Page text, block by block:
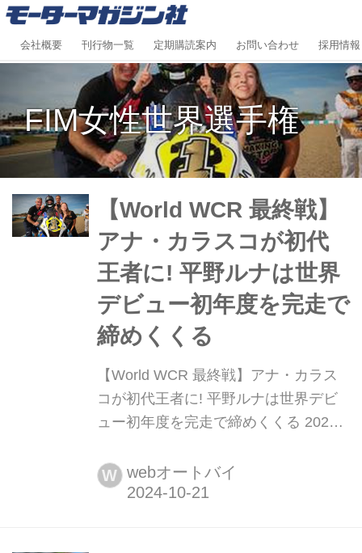
会社概要 刊行物一覧 定期購読案内 お問い合わせ 採用情報
FIM女性世界選手権
【World WCR 最終戦】
アナ・カラスコが初代
王者に! 平野ルナは世界
デビュー初年度を完走で
締めくくる
【World WCR 最終戦】アナ・カラス
コが初代王者に! 平野ルナは世界デビ
ュー初年度を完走で締めくくる 2024
ンのヘレスサーキット・アンヘル・ニ
エトでFIM女子世界選手権(FIM
W webオートバイ